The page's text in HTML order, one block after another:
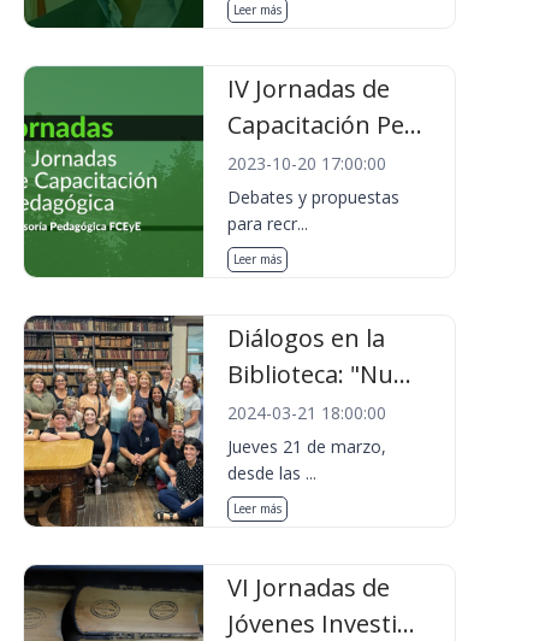
Leer más
IV Jornadas de
Capacitación Pe...
2023-10-20 17:00:00
Debates y propuestas
para recr...
Leer más
Diálogos en la
Biblioteca: "Nu...
2024-03-21 18:00:00
Jueves 21 de marzo,
desde las ...
Leer más
VI Jornadas de
Jóvenes Investi...